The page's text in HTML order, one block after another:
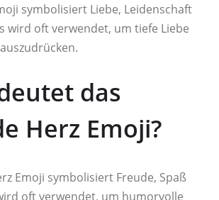
symbolisiert Liebe, Leidenschaft
wird oft verwendet, um tiefe Liebe
das
Herz Emoji?
Emoji symbolisiert Freude, Spaß
oft verwendet, um humorvolle